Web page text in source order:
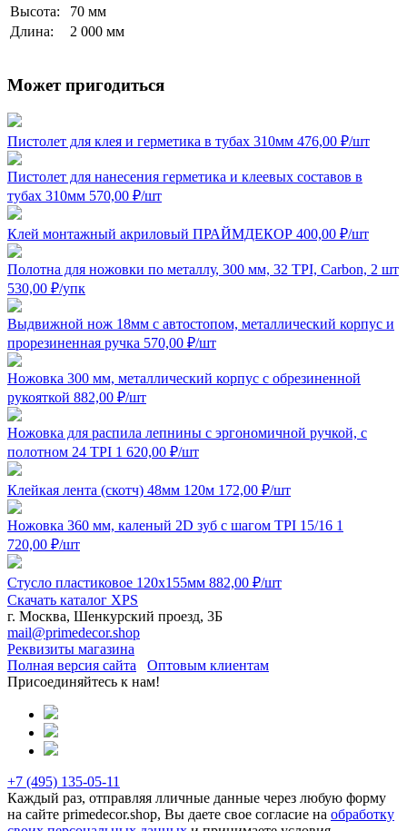
Высота:
70 мм
Длина:
2 000 мм
Может пригодиться
Пистолет для клея и герметика в тубах 310мм 476,00 ₽/шт
Пистолет для нанесения герметика и клеевых составов в
тубах 310мм 570,00 ₽/шт
Клей монтажный акриловый ПРАЙМДЕКОР 400,00 ₽/шт
Полотна для ножовки по металлу, 300 мм, 32 TPI, Carbon, 2 шт
530,00 ₽/упк
Выдвижной нож 18мм с автостопом, металлический корпус и
прорезиненная ручка 570,00 ₽/шт
Ножовка 300 мм, металлический корпус с обрезиненной
рукояткой 882,00 ₽/шт
Ножовка для распила лепнины с эргономичной ручкой, с
полотном 24 TPI 1 620,00 ₽/шт
Клейкая лента (скотч) 48мм 120м 172,00 ₽/шт
Ножовка 360 мм, каленый 2D зуб с шагом TPI 15/16 1
720,00 ₽/шт
Стусло пластиковое 120x155мм 882,00 ₽/шт
Скачать каталог XPS
г. Москва, Шенкурский проезд, 3Б
mail@primedecor.shop
Реквизиты магазина
Полная версия сайта
Оптовым клиентам
Присоединяйтесь к нам!
+7 (495) 135-05-11
Каждый раз, отправляя лличные данные через любую форму
на сайте primedecor.shop, Вы даете свое согласие на обработку